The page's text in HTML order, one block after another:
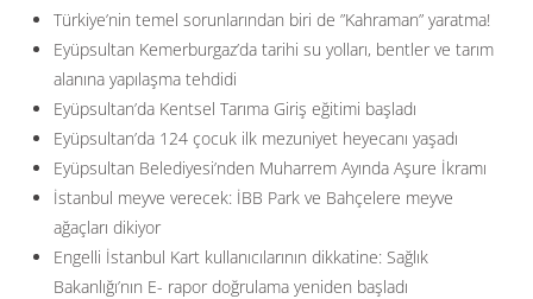
Türkiye’nin temel sorunlarından biri de ”Kahraman” yaratma!
Eyüpsultan Kemerburgaz’da tarihi su yolları, bentler ve tarım
alanına yapılaşma tehdidi
Eyüpsultan’da Kentsel Tarıma Giriş eğitimi başladı
Eyüpsultan’da 124 çocuk ilk mezuniyet heyecanı yaşadı
Eyüpsultan Belediyesi’nden Muharrem Ayında Aşure İkramı
İstanbul meyve verecek: İBB Park ve Bahçelere meyve
ağaçları dikiyor
Engelli İstanbul Kart kullanıcılarının dikkatine: Sağlık
Bakanlığı’nın E- rapor doğrulama yeniden başladı